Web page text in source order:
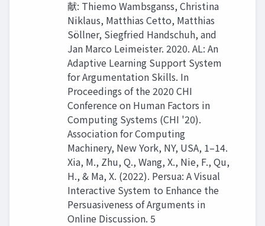
献: Thiemo Wambsganss, Christina
Niklaus, Matthias Cetto, Matthias
Söllner, Siegfried Handschuh, and
Jan Marco Leimeister. 2020. AL: An
Adaptive Learning Support System
for Argumentation Skills. In
Proceedings of the 2020 CHI
Conference on Human Factors in
Computing Systems (CHI '20).
Association for Computing
Machinery, New York, NY, USA, 1–14.
Xia, M., Zhu, Q., Wang, X., Nie, F., Qu,
H., & Ma, X. (2022). Persua: A Visual
Interactive System to Enhance the
Persuasiveness of Arguments in
Online Discussion. 5